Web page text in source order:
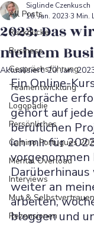
All Posts
Rückblicke
Business
Gesprächsführung
Teamentwicklung
Logopädie
Persönliches
Camino Portugues
Mental Overload
Interviews
Mut & Selbstvertrauen
Rezensionen
2023: Das
meinem
Siglinde Czenkusch
16. Jan. 2023 3 Min.
Aktualisiert:20. Jan.
Ein Online-
Gespräche
gehört auf
beruflichen
ich mir für
vorgenommen
weiter an
arbeiten,
bloggen und